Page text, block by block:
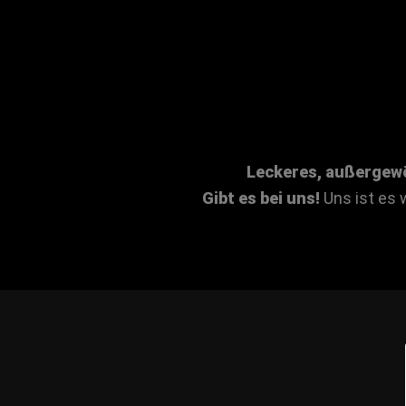
Leckeres,
Gibt es bei uns! Uns ist es